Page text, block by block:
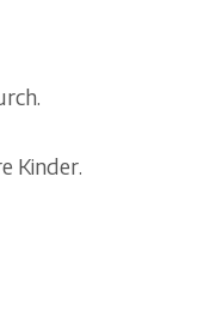
Kinder.